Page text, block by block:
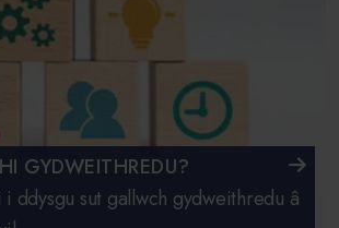
GYDWEITHREDU?
i ddysgu sut gallwch gydweithredu â